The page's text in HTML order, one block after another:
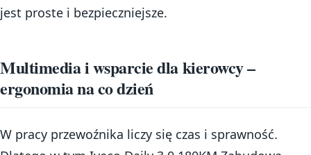
jest proste i bezpieczniejsze.
Multimedia i wsparcie dla kierowcy –
ergonomia na co dzień
W pracy przewoźnika liczy się czas i sprawność.